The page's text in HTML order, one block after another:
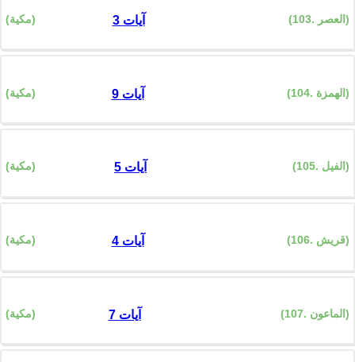
(103. العصر) (مكية) 3 آيات
(104. الهمزة) (مكية) 9 آيات
(105. الفيل) (مكية) 5 آيات
(106. قريش) (مكية) 4 آيات
(107. الماعون) (مكية) 7 آيات